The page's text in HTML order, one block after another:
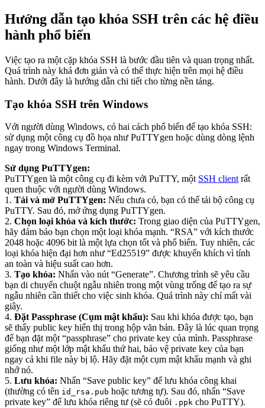
Hướng dẫn tạo khóa SSH trên các hệ điều
hành phổ biến
Việc tạo ra một cặp khóa SSH là bước đầu tiên và quan trọng nhất.
Quá trình này khá đơn giản và có thể thực hiện trên mọi hệ điều
hành. Dưới đây là hướng dẫn chi tiết cho từng nền tảng.
Tạo khóa SSH trên Windows
Với người dùng Windows, có hai cách phổ biến để tạo khóa SSH:
sử dụng một công cụ đồ họa như PuTTYgen hoặc dùng dòng lệnh
ngay trong Windows Terminal.
Sử dụng PuTTYgen:
PuTTYgen là một công cụ đi kèm với PuTTY, một SSH clientrất
quen thuộc với người dùng Windows.
1. Tải và mở PuTTYgen: Nếu chưa có, bạn có thể tải bộ công cụ
PuTTY. Sau đó, mở ứng dụng PuTTYgen.
2. Chọn loại khóa và kích thước: Trong giao diện của PuTTYgen,
hãy đảm bảo bạn chọn một loại khóa mạnh. “RSA” với kích thước
2048 hoặc 4096 bit là một lựa chọn tốt và phổ biến. Tuy nhiên, các
loại khóa hiện đại hơn như “Ed25519” được khuyến khích vì tính
an toàn và hiệu suất cao hơn.
3. Tạo khóa: Nhấn vào nút “Generate”. Chương trình sẽ yêu cầu
bạn di chuyển chuột ngẫu nhiên trong một vùng trống để tạo ra sự
ngẫu nhiên cần thiết cho việc sinh khóa. Quá trình này chỉ mất vài
giây.
4. Đặt Passphrase (Cụm mật khẩu): Sau khi khóa được tạo, bạn
sẽ thấy public key hiển thị trong hộp văn bản. Đây là lúc quan trọng
để bạn đặt một “passphrase” cho private key của mình. Passphrase
giống như một lớp mật khẩu thứ hai, bảo vệ private key của bạn
ngay cả khi file này bị lộ. Hãy đặt một cụm mật khẩu mạnh và ghi
nhớ nó.
5. Lưu khóa: Nhấn “Save public key” để lưu khóa công khai
(thường có tên id_rsa.pub hoặc tương tự). Sau đó, nhấn “Save
private key” để lưu khóa riêng tư (sẽ có đuôi .ppk cho PuTTY).